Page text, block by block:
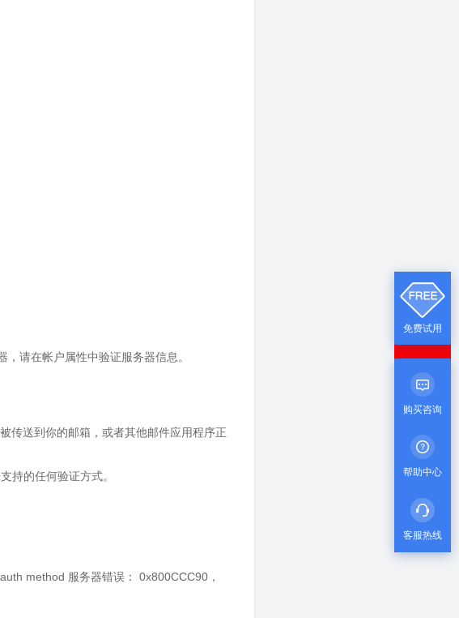
请在帐户属性中验证服务器信息。
传送到你的邮箱，或者其他邮件应用程序正
持的任何验证方式。
method 服务器错误： 0x800CCC90，
免费试用
购买咨询
帮助中心
客服热线